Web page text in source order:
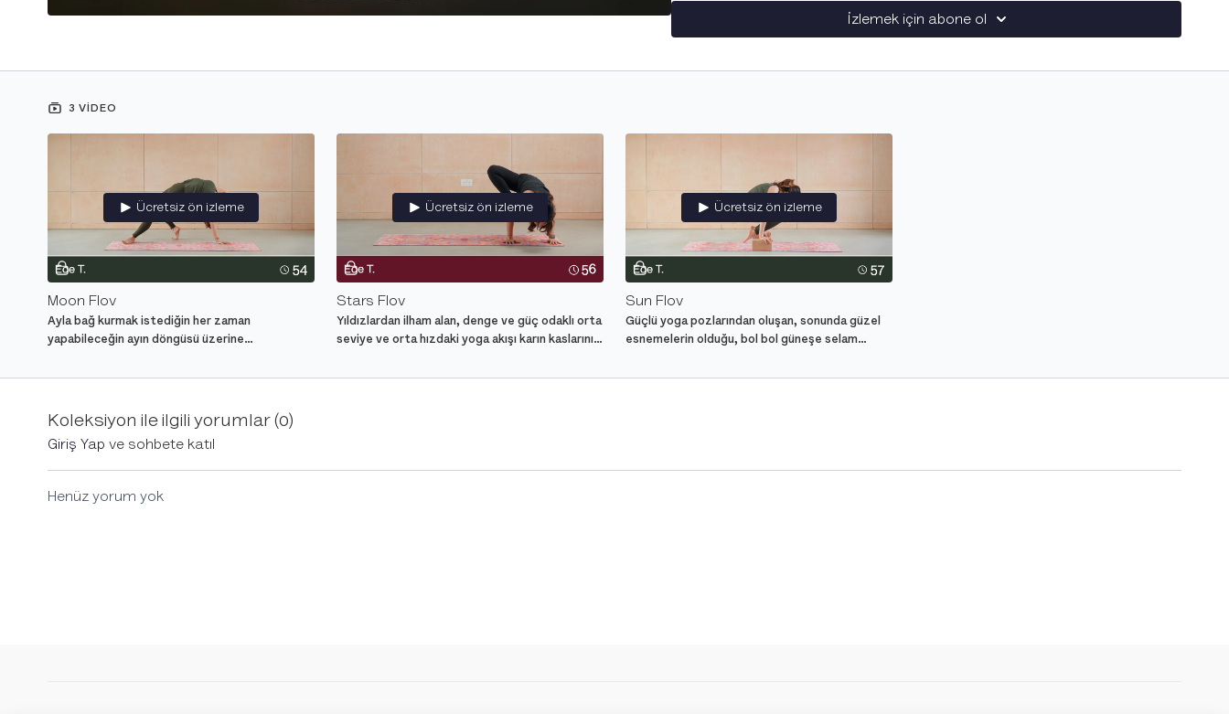
"Bazen parıl parıl tamamımız parlayabilir, bazen bir kısmımız karanlıkta kalabilir. Bazen
tamamen görünmez olmak isteyebiliriz. Dinlenmek ve ortadan kaybolmak isteyebiliriz.
pratikte, başlarda Navasana (boat pose) gibi karın kaslarımızı güçlendiren pozlarla
kurduktan sonra grasshopper(çekirge) pozunu deniyoruz. Özellikle kalçalarını ve
omuzlarını çalıştırdığın bu vinyasa akışını huzurlu, uzun bir Savasana ile bitiriyoruz.
🌞Sun Flov,güçlü bir akıştan oluşan ve sonunda güzel esnemelerin olduğu, bol bol
güneşe selam üzerine yoğunlaştığımız ve güneşe adadığımız bir ders. Plank
varyasyonları, headstand, Lolasana gibi kollarını ve karnını çalıştırdığın bu pratiği,
serideki diğer dersler gibi pozların içinde uzunca kaldığımız Yin akışları ile tamamlıyoruz.
İzlemek için abone ol
3 VIDEO
Ücretsiz ön izleme
Moon Flov
Ayla bağ kurmak istediğin her zaman
yapabileceğin ayın döngüsü üzerine
Ücretsiz ön izleme
Stars Flov
Yıldızlardan ilham alan, denge ve güç odaklı orta
seviye ve orta hızdaki yoga akışı karın kaslarını
Ücretsiz ön izleme
Sun Flov
Güçlü yoga pozlarından oluşan, sonunda güzel
esnemelerin olduğu, bol bol güneşe selam
adadığımız ders.
Koleksiyon ile ilgili yorumlar (0)
Giriş Yap ve sohbete katıl
Henüz yorum yok